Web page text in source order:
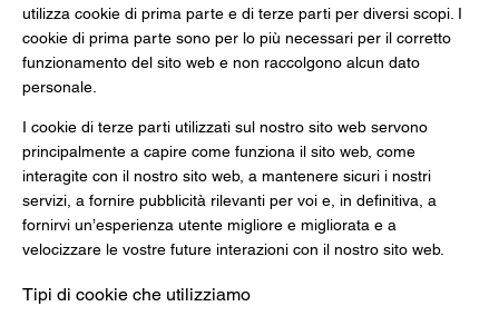
utilizza cookie di prima parte e di terze parti per diversi scopi. I
cookie di prima parte sono per lo più necessari per il corretto
funzionamento del sito web e non raccolgono alcun dato
personale.
I cookie di terze parti utilizzati sul nostro sito web servono
principalmente a capire come funziona il sito web, come
interagite con il nostro sito web, a mantenere sicuri i nostri
servizi, a fornire pubblicità rilevanti per voi e, in definitiva, a
fornirvi un’esperienza utente migliore e migliorata e a
velocizzare le vostre future interazioni con il nostro sito web.
Tipi di cookie che utilizziamo